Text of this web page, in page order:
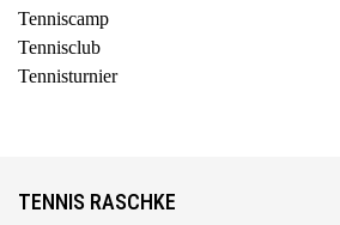
Tenniscamp
Tennisclub
Tennisturnier
TENNIS RASCHKE